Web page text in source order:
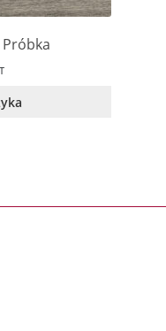
Próbka